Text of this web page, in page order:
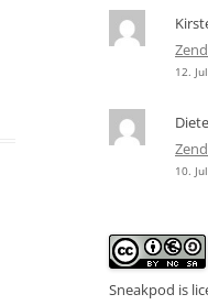
12.
10.
Sneakpod is